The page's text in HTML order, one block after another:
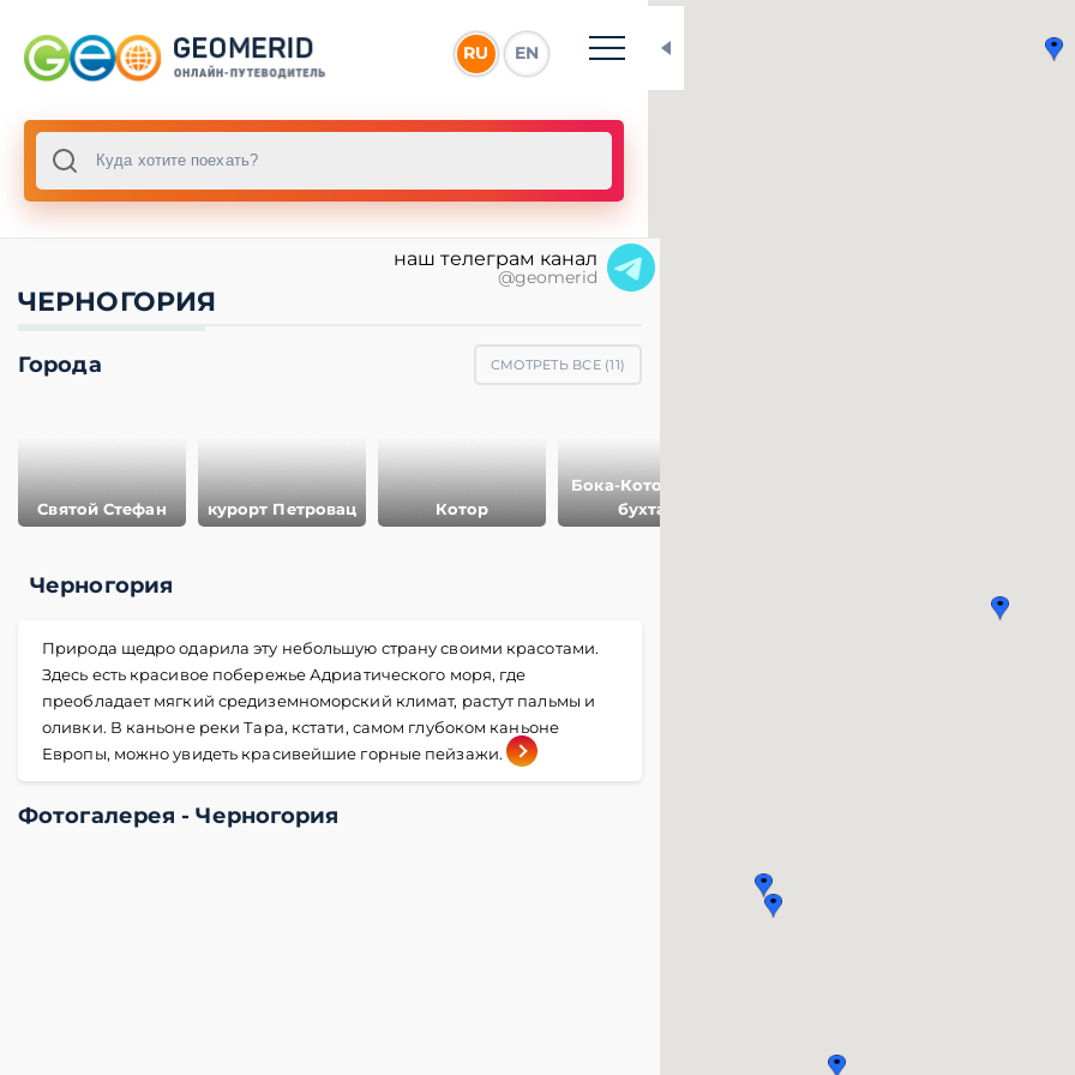
RU EN
наш телеграм канал
@geomerid
ЧЕРНОГОРИЯ
Города СМОТРЕТЬ ВСЕ (11)
Святой Стефан курорт Петровац Котор
Бока-Которская
бухта
Черногория
Природа щедро одарила эту небольшую страну своими красотами.
Здесь есть красивое побережье Адриатического моря, где
преобладает мягкий средиземноморский климат, растут пальмы и
оливки. В каньоне реки Тара, кстати, самом глубоком каньоне
Европы, можно увидеть красивейшие горные пейзажи.
Фотогалерея - Черногория